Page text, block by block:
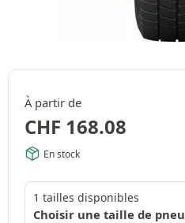
À partir de
CHF 168.08
En stock
1 tailles disponibles
Choisir une taille de pneu